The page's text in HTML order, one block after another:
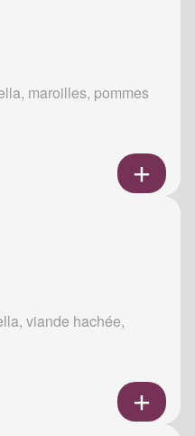
maroilles, pommes
viande hachée,